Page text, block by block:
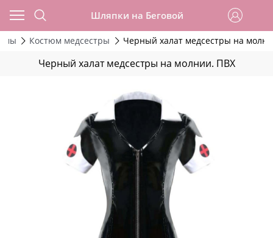
Шляпки на Беговой
Костюм медсестры Черный халат медсестры на
Черный халат медсестры на молнии. ПВХ